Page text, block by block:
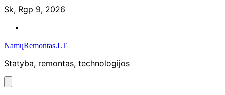
Skip
content
Sk, Rgp 9, 2026
NamųRemontas.LT
Statyba, remontas, technologijos